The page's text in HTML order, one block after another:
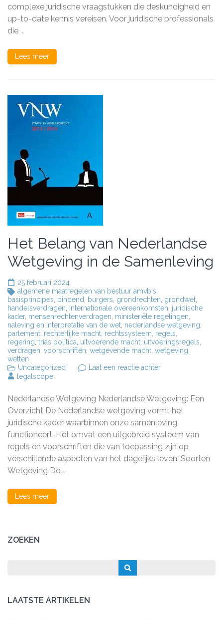
complexe juridische vraagstukken die deskundigheid en
up-to-date kennis vereisen. Voor juridische professionals
die …
Lees meer
Het Belang van Nederlandse
Wetgeving in de Samenleving
25 februari 2024
algemene maatregelen van bestuur amvb's
basisprincipes
bindend burgers grondrechten grondwet
handelsverdragen internationale overeenkomsten juridische
kader, mensenrechtenverdragen ministeriële regelingen
naleving en interpretatie van de wet nederlandse wetgeving
parlement rechterlijke macht rechtssysteem regels
regering trias politica uitvoerende macht uitvoeringsregels
verdragen voorschriften wetgevende macht wetgeving
wetten
Uncategorized
Laat een reactie achterop
Nederlandse
Wetgeving
de
Samenleving
legalscope
Nederlandse Wetgeving Nederlandse Wetgeving: Een
Overzicht De Nederlandse wetgeving vormt het
juridische kader waarbinnen onze samenleving
functioneert. Het omvat een uitgebreid systeem van
regels en voorschriften die van toepassing zijn op
verschillende aspecten van het dagelijks leven. Soorten
Wetgeving De …
Lees meer
ZOEKEN
LAATSTE ARTIKELEN